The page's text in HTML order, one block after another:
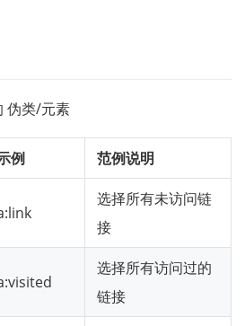
伪类/元素
例 范例说明
选择所有未访问链
接
选择所有访问过的
链接